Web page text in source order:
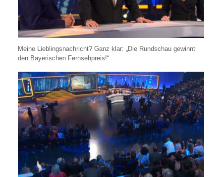
Meine Lieblingsnachricht? Ganz klar: „Die Rundschau gewinnt
den Bayerischen Fernsehpreis!“